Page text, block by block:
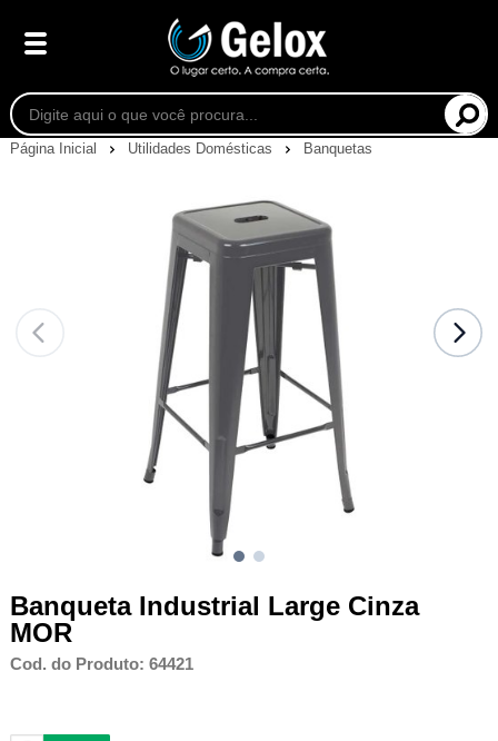
Página Inicial Utilidades Domésticas Banquetas
Banqueta Industrial Large Cinza
MOR
Cod. do Produto: 64421